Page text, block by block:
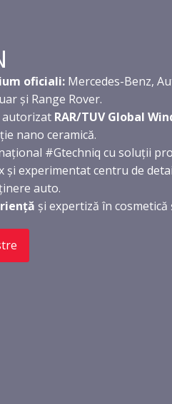
oficiali: Mercedes-Benz,
și Range Rover.
autorizat RAR/TUV Global
nano ceramică.
#Gtechniq cu soluții
și experimentat centru de
auto.
și expertiză în